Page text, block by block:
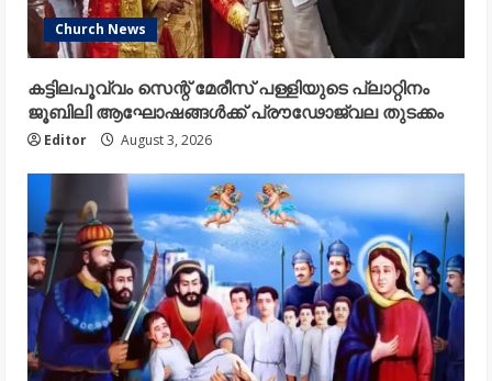
Church News
കട്ടിലപൂവ്വം സെന്റ് മേരീസ് പള്ളിയുടെ പ്ലാറ്റിനം
ജൂബിലി ആഘോഷങ്ങൾക്ക് പ്രൗഢോജ്വല തുടക്കം
Editor August 3, 2026